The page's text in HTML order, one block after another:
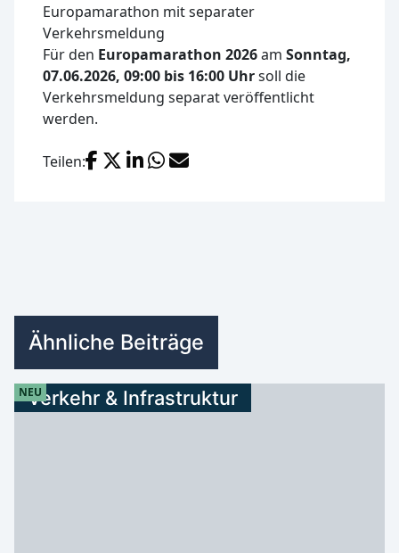
Europamarathon mit separater
Verkehrsmeldung
Für den Europamarathon 2026am Sonntag,
07.06.2026, 09:00 bis 16:00 Uhrsoll die
Verkehrsmeldung separat veröffentlicht
werden.
Teilen: Facebook
X (Twitter)
LinkedIn
WhatsApp
Ähnliche Beiträge
Verkehr & Infrastruktur
NEU